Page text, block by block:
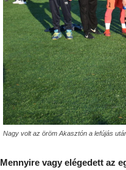
Nagy volt az öröm Akasztón a lefújás
Mennyire vagy elégedett az